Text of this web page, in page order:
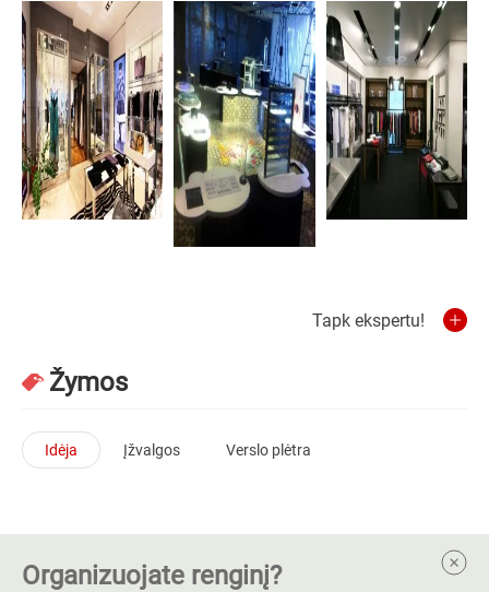
Tapk ekspertu!
Žymos
Idėja Įžvalgos Verslo plėtra
Organizuojate renginį?